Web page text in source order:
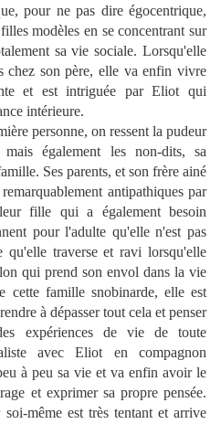
pour ne pas dire égocentrique,
modèles en se concentrant sur
sa vie sociale. Lorsqu'elle
chez son père, elle va enfin vivre
et est intriguée par Eliot qui
intérieure.
personne, on ressent la pudeur
également les non-dits, sa
Ses parents, et son frère ainé
antipathiques par
fille qui a également besoin
pour l'adulte qu'elle n'est pas
qu'elle traverse et ravi lorsqu'elle
qui prend son envol dans la vie
cette famille snobinarde, elle est
à dépasser tout cela et penser
expériences de vie de toute
avec Eliot en compagnon
à peu sa vie et va enfin avoir le
et exprimer sa propre pensée.
même est très tentant et arrive